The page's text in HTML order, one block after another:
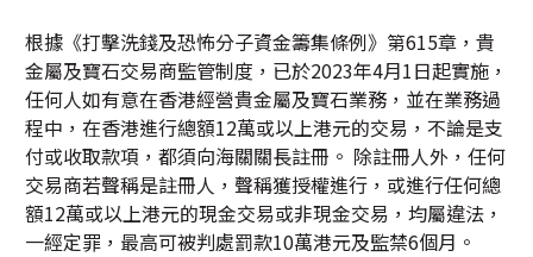
根據《打擊洗錢及恐怖分子資金籌集條例》第615章，貴
金屬及寶石交易商監管制度，已於2023年4月1日起實施，
任何人如有意在香港經營貴金屬及寶石業務，並在業務過
程中，在香港進行總額12萬或以上港元的交易，不論是支
付或收取款項，都須向海關關長註冊。 除註冊人外，任何
交易商若聲稱是註冊人，聲稱獲授權進行，或進行任何總
額12萬或以上港元的現金交易或非現金交易，均屬違法，
一經定罪，最高可被判處罰款10萬港元及監禁6個月。